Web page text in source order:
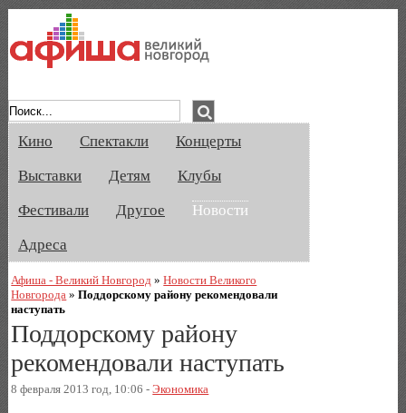
Кино Спектакли
Концерты
Выставки
Детям
Клубы
Фестивали
Другое
Новости
Адреса
Афиша - Великий Новгород »Новости Великого
Новгорода »Поддорскому району рекомендовали
наступать
Поддорскому району
рекомендовали наступать
8 февраля 2013 год, 10:06 -Экономика